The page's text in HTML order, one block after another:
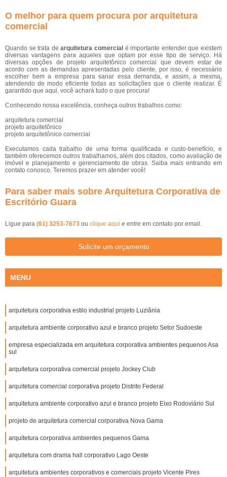
O melhor para quem procura por arquitetura
comercial
Quando se trata dearquitetura comercial é importante entender que existem
diversas vantagens para aqueles que optam por esse tipo de serviço. Há
diversas opções de projeto arquitetônico comercial que devem estar de
acordo com as demandas apresentadas pelo cliente, por isso, é necessário
escolher bem a empresa para sanar essa demanda, e assim, a mesma,
atendendo de modo eficiente todas as solicitações que o cliente realizar. É
garantido que aqui, você achará tudo o que procura!
Conhecendo nossa excelência, conheça outros trabalhos como:
arquitetura comercial
projeto arquitetônico
projeto arquitetônico comercial
Executamos cada trabalho de uma forma qualificada e custo-benefício, e
também oferecemos outros trabalhamos, além dos citados, como avaliação de
imóvel e planejamento e gerenciamento de obras. Saiba mais entrando em
contato conosco. Teremos prazer em atender você!
Para saber mais sobre Arquitetura Corporativa de
Escritório Guara
Ligue para (61) 3253-7673 ou clique aqui e entre em contato por email.
Solicite um orçamento
MENU
arquitetura corporativa estilo industrial projeto Luziânia
arquitetura ambiente corporativo azul e branco projeto Setor Sudoeste
empresa especializada em arquitetura corporativa ambientes pequenos Asa
sul
arquitetura corporativa comercial projeto Jockey Club
arquitetura comercial corporativa projeto Distrito Federal
arquitetura ambiente corporativo azul e branco projeto Eixo Rodoviário Sul
projeto de arquitetura comercial corporativa Nova Gama
arquitetura corporativa ambientes pequenos Gama
arquitetura com drama hall corporativo Lago Oeste
arquitetura ambientes corporativos e comerciais projeto Vicente Pires